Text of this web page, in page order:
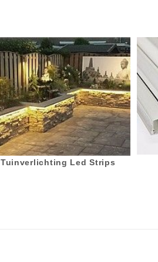
Tuinverlichting Led Strips